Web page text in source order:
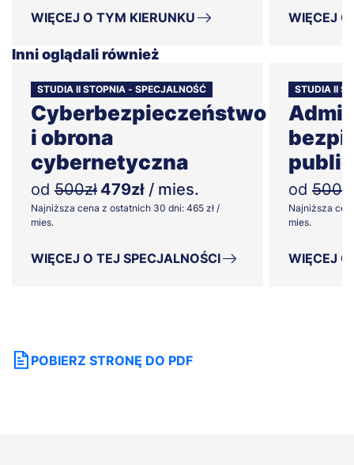
WIĘCEJ O TYM KIERUNKU WIĘCEJ
Inni oglądali również
STUDIA II STOPNIA - SPECJALNOŚĆ
Cyberbezpieczeństwo
i obrona
cybernetyczna
od 500zł 479zł / mies.
Najniższa cena z ostatnich 30 dni: 465 zł /
mies.
WIĘCEJ O TEJ SPECJALNOŚCI
STUDIA II
od 500zł
Najniższa
mies.
WIĘCEJ
POBIERZ STRONĘ DO PDF